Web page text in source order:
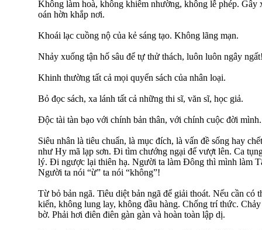
Không làm hoà, không khiêm nhường, không lễ phép. Gây
oán hờn khắp nơi.
Khoái lạc cuồng nộ của kẻ sáng tạo. Không lãng mạn.
Nhảy xuống tận hố sâu để tự thử thách, luôn luôn ngây
Khinh thường tất cả mọi quyển sách của nhân loại.
Bỏ đọc sách, xa lánh tất cả những thi sĩ, văn sĩ, học giả.
Độc tài tàn bạo với chính bản thân, với chính cuộc đời
Siêu nhân là tiêu chuẩn, là mục đích, là vấn đề sống hay
như Hy mã lạp sơn. Đi tìm chướng ngại để vượt lên. Ca
lý. Đi ngược lại thiên hạ. Người ta làm Đông thì mình làm
Người ta nói “ừ” ta nói “không”!
Từ bỏ bản ngã. Tiêu diệt bản ngã để giải thoát. Nếu cần có
kiến, không lung lay, không đầu hàng. Chống trí thức.
bờ. Phải hơi điên điên gàn gàn và hoàn toàn lập dị.